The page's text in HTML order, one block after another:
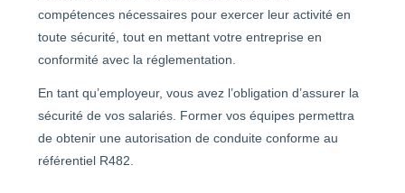
compétences nécessaires pour exercer leur activité en
toute sécurité, tout en mettant votre entreprise en
conformité avec la réglementation.
En tant qu’employeur, vous avez l’obligation d’assurer la
sécurité de vos salariés. Former vos équipes permettra
de obtenir une autorisation de conduite conforme au
référentiel R482.